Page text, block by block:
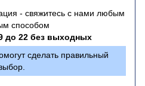
- свяжитесь с нами любым
способом
до 22 без выходных
сделать правильный